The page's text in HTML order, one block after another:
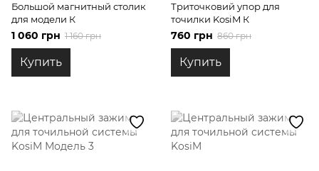
Большой магнитный столик
для модели К
1 060 грн 1 160 грн
Купить
Триточковий упор для
точилки KosiM К
760 грн 860 грн
Купить